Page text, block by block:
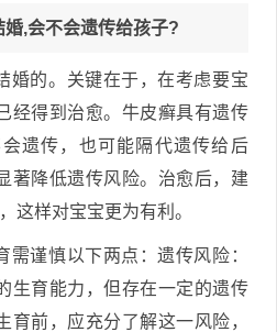
,会不会遗传给孩子?
婚的。关键在于，在考虑要宝
经得到治愈。牛皮癣具有遗传
遗传，也可能隔代遗传给后
著降低遗传风险。治愈后，建
这样对宝宝更为有利。
需谨慎以下两点：遗传风险：
生育能力，但存在一定的遗传
育前，应充分了解这一风险，